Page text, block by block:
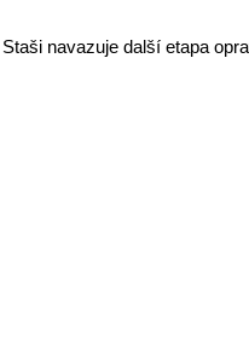
navazuje další etapa